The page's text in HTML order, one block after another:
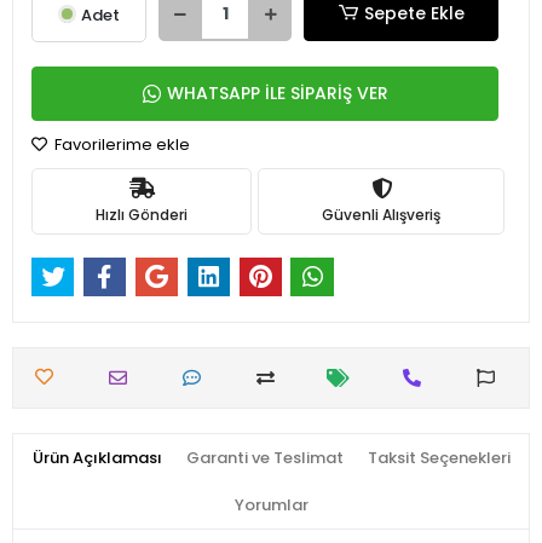
Adet Sepete Ekle
WHATSAPP İLE SİPARİŞ VER
Favorilerime ekle
Hızlı Gönderi Güvenli Alışveriş
Ürün Açıklaması Garanti ve Teslimat Taksit Seçenekleri
Yorumlar